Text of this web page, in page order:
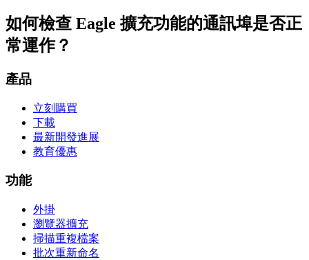
如何檢查 Eagle 擴充功能的通訊埠是否正
常運作？
產品
立刻購買
下載
最新開發進展
教育優惠
功能
外掛
瀏覽器擴充
掃描重複檔案
批次重新命名